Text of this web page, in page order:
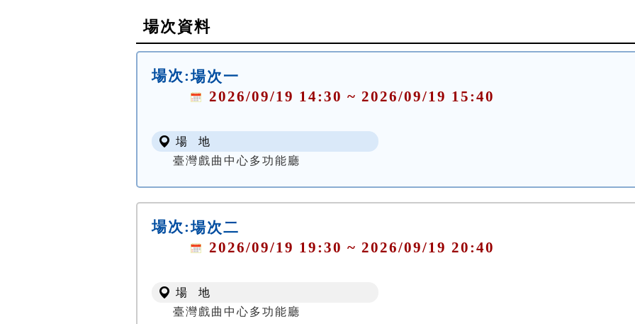
場次資料
場次:場次一
2026/09/19 14:30 ~ 2026/09/19 15:40
場 地
臺灣戲曲中心多功能廳
場次:場次二
2026/09/19 19:30 ~ 2026/09/19 20:40
場 地
臺灣戲曲中心多功能廳